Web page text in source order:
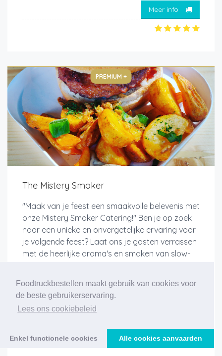
Foodtruckbestellen maakt gebruik van cookies voor
de beste gebruikerservaring.
Lees ons cookiebeleid
Enkel functionele cookies Alle cookies aanvaarden
Meer info
PREMIUM +
The Mistery Smoker
"Maak van je feest een smaakvolle belevenis met
onze Mistery Smoker Catering!" Ben je op zoek
naar een unieke en onvergetelijke ervaring voor
je volgende feest? Laat ons je gasten verrassen
met de heerlijke aroma's en smaken van slow-